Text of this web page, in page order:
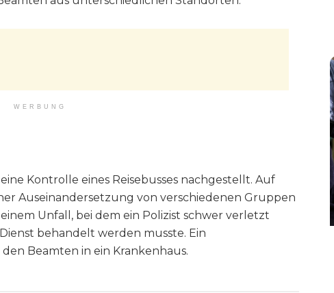
WERBUNG
Kontrolle eines Reisebusses nachgestellt. Auf
Auseinandersetzung von verschiedenen Gruppen
Unfall, bei dem ein Polizist schwer verletzt
behandelt werden musste. Ein
Beamten in ein Krankenhaus.